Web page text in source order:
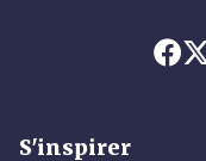
S'inspirer